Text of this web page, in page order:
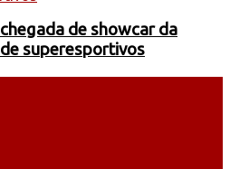
de showcar da
superesportivos